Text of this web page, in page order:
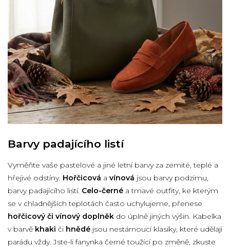
Barvy padajícího listí
Vyměňte vaše pastelové a jiné letní barvy za zemité, teplé a
hřejivé odstíny. Hořčicová a vínová jsou barvy podzimu,
barvy padajícího listí. Celo-černé a tmavé outfity, ke kterým
se v chladnějších teplotách často uchylujeme, přenese
hořčicový či vínový doplněk do úplně jiných výšin. Kabelka
v barvě khaki či hnědé jsou nestárnoucí klasiky, které udělají
parádu vždy. Jste-li fanynka černé toužící po změně, zkuste